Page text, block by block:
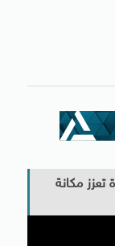
تعزز مكانة